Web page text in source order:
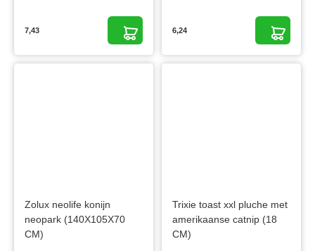
7,43 6,24
Zolux neolife konijn
neopark (140X105X70
CM)
Trixie toast xxl pluche met
amerikaanse catnip (18
CM)